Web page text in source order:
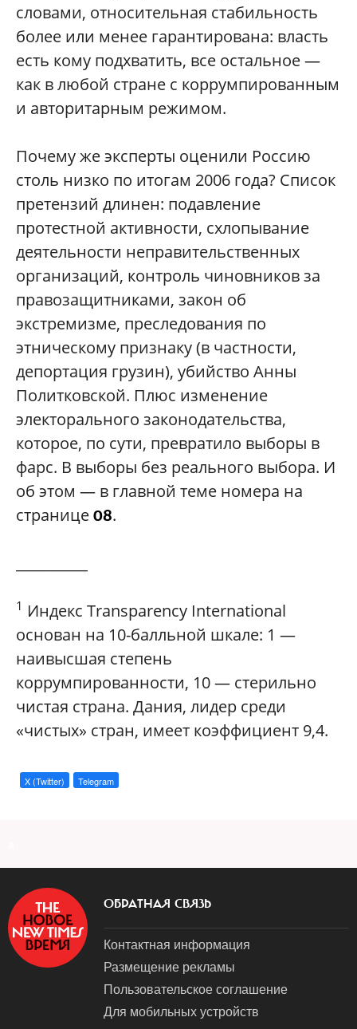
словами, относительная стабильность
более или менее гарантирована: власть
есть кому подхватить, все остальное —
как в любой стране с коррумпированным
и авторитарным режимом.
Почему же эксперты оценили Россию
столь низко по итогам 2006 года? Список
претензий длинен: подавление
протестной активности, схлопывание
деятельности неправительственных
организаций, контроль чиновников за
правозащитниками, закон об
экстремизме, преследования по
этническому признаку (в частности,
депортация грузин), убийство Анны
Политковской. Плюс изменение
электорального законодательства,
которое, по сути, превратило выборы в
фарс. В выборы без реального выбора. И
об этом — в главной теме номера на
странице08.
1 Индекс Transparency International
основан на 10-балльной шкале: 1 —
наивысшая степень
коррумпированности, 10 — стерильно
чистая страна. Дания, лидер среди
«чистых» стран, имеет коэффициент 9,4.
X (Twitter) Telegram
ОБРАТНАЯ СВЯЗЬ
Контактная информация
Размещение рекламы
Пользовательское соглашение
Для мобильных устройств